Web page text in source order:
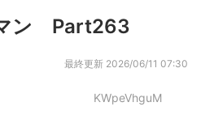
ン Part263
最終更新 2026/06/11 07:30
KWpeVhguM